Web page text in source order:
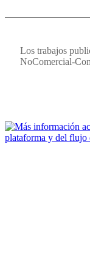
Los trabajos
NoComercial-